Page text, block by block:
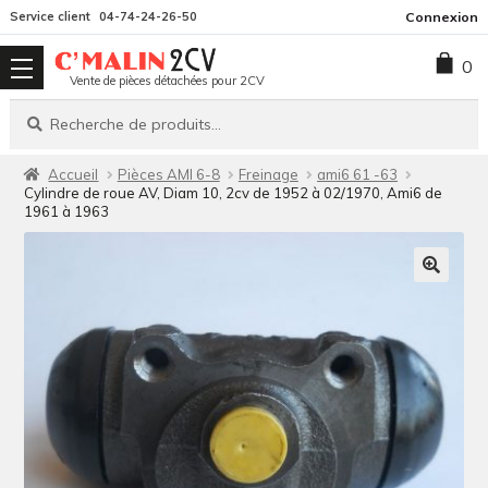
la
navigation
contenu
Service client 04-74-24-26-50 Connexion
Vente de pièces détachées pour 2CV
Recherche
Recherche
0
Accueil Pièces AMI 6-8 Freinage
ami6 61 -63
Cylindre de roue AV, Diam 10, 2cv de 1952 à 02/1970, Ami6 de
1961 à 1963